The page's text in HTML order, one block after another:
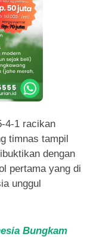
4-1 racikan
timnas tampil
dengan
pertama yang di
unggul
Bungkam